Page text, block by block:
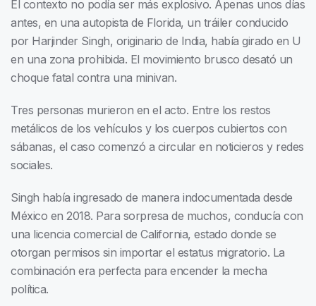
El contexto no podía ser más explosivo. Apenas unos días
antes, en una autopista de Florida, un tráiler conducido
por Harjinder Singh, originario de India, había girado en U
en una zona prohibida. El movimiento brusco desató un
choque fatal contra una minivan.
Tres personas murieron en el acto. Entre los restos
metálicos de los vehículos y los cuerpos cubiertos con
sábanas, el caso comenzó a circular en noticieros y redes
sociales.
Singh había ingresado de manera indocumentada desde
México en 2018. Para sorpresa de muchos, conducía con
una licencia comercial de California, estado donde se
otorgan permisos sin importar el estatus migratorio. La
combinación era perfecta para encender la mecha
política.